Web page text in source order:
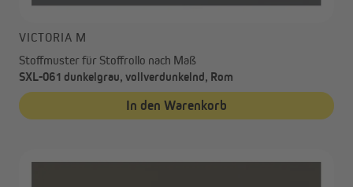
VICTORIA M
Stoffmuster für Stoffrollo nach Maß
SXL-061 dunkelgrau, vollverdunkelnd, Rom
In den Warenkorb